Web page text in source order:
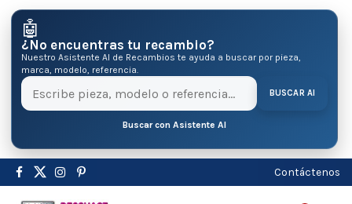
🤖
¿No encuentras tu recambio?
Nuestro Asistente AI de Recambios te ayuda a buscar por pieza,
marca, modelo, referencia.
BUSCAR AI
Buscar con Asistente AI
Contáctenos